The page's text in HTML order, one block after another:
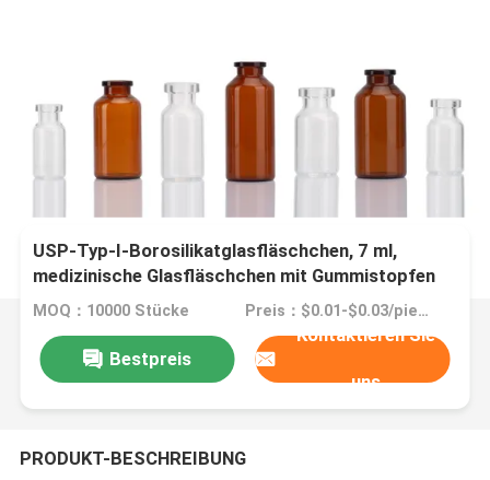
USP-Typ-I-Borosilikatglasfläschchen, 7 ml,
medizinische Glasfläschchen mit Gummistopfen
MOQ：10000 Stücke Preis：$0.01-$0.03/piece
Bestpreis
Kontaktieren Sie
uns
PRODUKT-BESCHREIBUNG